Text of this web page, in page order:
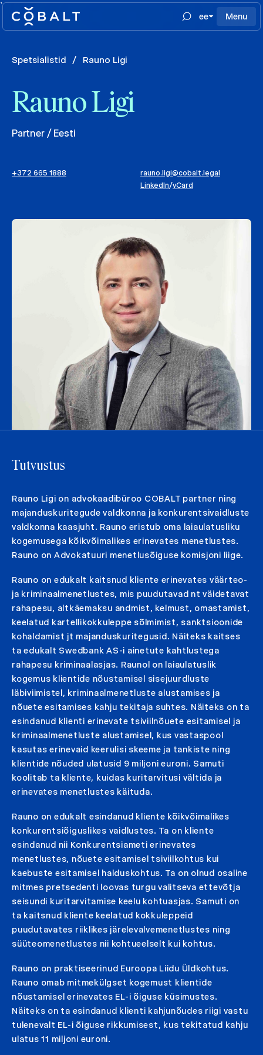
`
ee
Menu
Spetsialistid / Rauno Ligi
Rauno Ligi
Partner / Eesti
+372 665 1888
rauno.ligi@cobalt.legal
LinkedIn/vCard
Tutvustus
Rauno Ligi on advokaadibüroo COBALT partner ning
majanduskuritegude valdkonna ja konkurentsivaidluste
valdkonna kaasjuht. Rauno eristub oma laiaulatusliku
kogemusega kõikvõimalikes erinevates menetlustes.
Rauno on Advokatuuri menetlusõiguse komisjoni liige.
Rauno on edukalt kaitsnud kliente erinevates väärteo-
ja kriminaalmenetlustes, mis puudutavad nt väidetavat
rahapesu, altkäemaksu andmist, kelmust, omastamist,
keelatud kartellikokkuleppe sõlmimist, sanktsioonide
kohaldamist jt majanduskuritegusid. Näiteks kaitses
ta edukalt Swedbank AS-i ainetute kahtlustega
rahapesu kriminaalasjas. Raunol on laiaulatuslik
kogemus klientide nõustamisel sisejuurdluste
läbiviimistel, kriminaalmenetluste alustamises ja
nõuete esitamises kahju tekitaja suhtes. Näiteks on ta
esindanud klienti erinevate tsiviilnõuete esitamisel ja
kriminaalmenetluste alustamisel, kus vastaspool
kasutas erinevaid keerulisi skeeme ja tankiste ning
klientide nõuded ulatusid 9 miljoni euroni. Samuti
koolitab ta kliente, kuidas kuritarvitusi vältida ja
erinevates menetlustes käituda.
Rauno on edukalt esindanud kliente kõikvõimalikes
konkurentsiõiguslikes vaidlustes. Ta on kliente
esindanud nii Konkurentsiameti erinevates
menetlustes, nõuete esitamisel tsiviilkohtus kui
kaebuste esitamisel halduskohtus. Ta on olnud osaline
mitmes pretsedenti loovas turgu valitseva ettevõtja
seisundi kuritarvitamise keelu kohtuasjas. Samuti on
ta kaitsnud kliente keelatud kokkuleppeid
puudutavates riiklikes järelevalvemenetlustes ning
süüteomenetlustes nii kohtueelselt kui kohtus.
Rauno on praktiseerinud Euroopa Liidu Üldkohtus.
Rauno omab mitmekülgset kogemust klientide
nõustamisel erinevates EL-i õiguse küsimustes.
Näiteks on ta esindanud klienti kahjunõudes riigi vastu
tulenevalt EL-i õiguse rikkumisest, kus tekitatud kahju
ulatus 11 miljoni euroni.